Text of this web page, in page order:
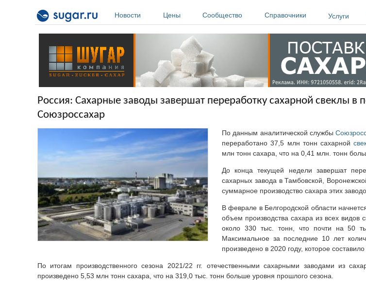
Новости
Цены Сообщество Справочники Услуги
Россия: Cахарные заводы завершат переработку сахарной свеклы в
Союзроссахар
По данным аналитической службы
переработано 37,5 млн тонн сахарной
млн тонн сахара, что на 0,41 млн. тонн
До конца текущей недели завершат
сахарных завода в Тамбовской,
суммарное производство сахара этих
В феврале в Белгородской области
объем производства сахара из всех видов
около 330 тыс. тонн, что почти на 50
Максимальное за последние 10 лет
произведено в 2020 году, которое
По итогам производственного сезона 2021/22 гг. отечественными сахарными заводами из
произведено 5,53 млн тонн сахара, что на 319,0 тыс. тонн больше уровня прошлого сезона.